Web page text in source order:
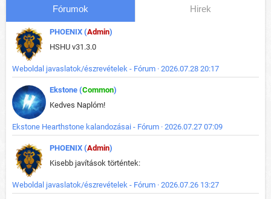
Fórumok Hirek
PHOENIX (Admin)
HSHU v31.3.0
Weboldal javaslatok/észrevételek - Fórum · 2026.07.28 20:17
Ekstone (Common)
Kedves Naplóm!
Ekstone Hearthstone kalandozásai - Fórum · 2026.07.27 07:09
PHOENIX (Admin)
Kisebb javítások történtek:
Weboldal javaslatok/észrevételek - Fórum · 2026.07.26 13:27